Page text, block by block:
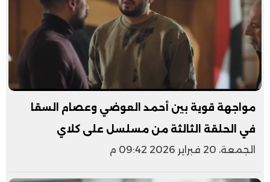
مواجهة قوية بين أحمد العوضي وعصام السقا
في الحلقة الثالثة من مسلسل على كلاي
الجمعة، 20 فبراير 2026 09:42 م